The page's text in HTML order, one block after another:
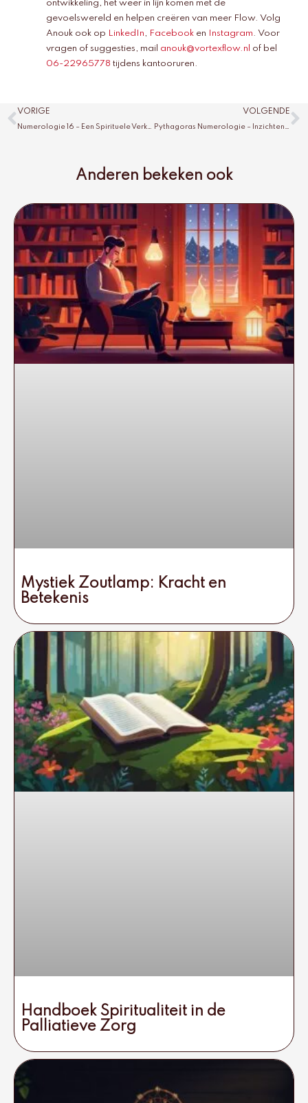
ontwikkeling, het weer in lijn komen met de
gevoelswereld en helpen creëren van meer Flow. Volg
Anouk ook op LinkedIn, Facebook en Instagram. Voor
vragen of suggesties, mail anouk@vortexflow.nl
of bel
06-22965778 tijdens kantooruren.
Vorige
VORIGE VOLGENDE
Anderen bekeken ook
Mystiek Zoutlamp: Kracht en
Betekenis
Handboek Spiritualiteit in de
Palliatieve Zorg